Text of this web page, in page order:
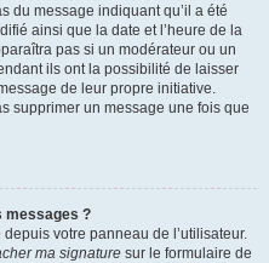
du message indiquant qu’il a été
ainsi que la date et l’heure de la
pas si un modérateur ou un
ils ont la possibilité de laisser
de leur propre initiative.
supprimer un message une fois que
messages ?
votre panneau de l’utilisateur.
ma signature sur le formulaire de